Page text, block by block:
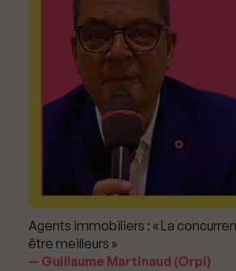
Agents immobiliers : « La
être meilleurs »
Guillaume Martinaud (Orpi)